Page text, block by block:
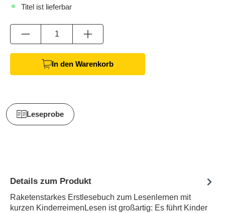
Titel ist lieferbar
Anzahl
In den Warenkorb
Leseprobe
Details zum Produkt
Raketenstarkes Erstlesebuch zum Lesenlernen mit
kurzen KinderreimenLesen ist großartig: Es führt Kinder